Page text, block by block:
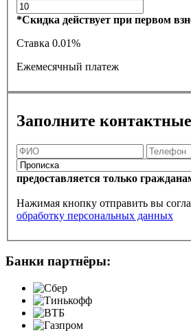
*Скидка действует при первом
Ставка 0.01%
Ежемесячный платеж
Заполните
предоставляется только
Нажимая кнопку отправить вы
обработку персональных данных
Банки партнёры: